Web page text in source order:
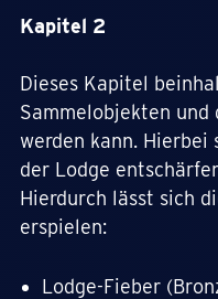
Kapitel 2
Dieses Kapitel
Sammelobjekten
werden kann.
der Lodge
Hierdurch lässt sich
erspielen:
Lodge-Fieber